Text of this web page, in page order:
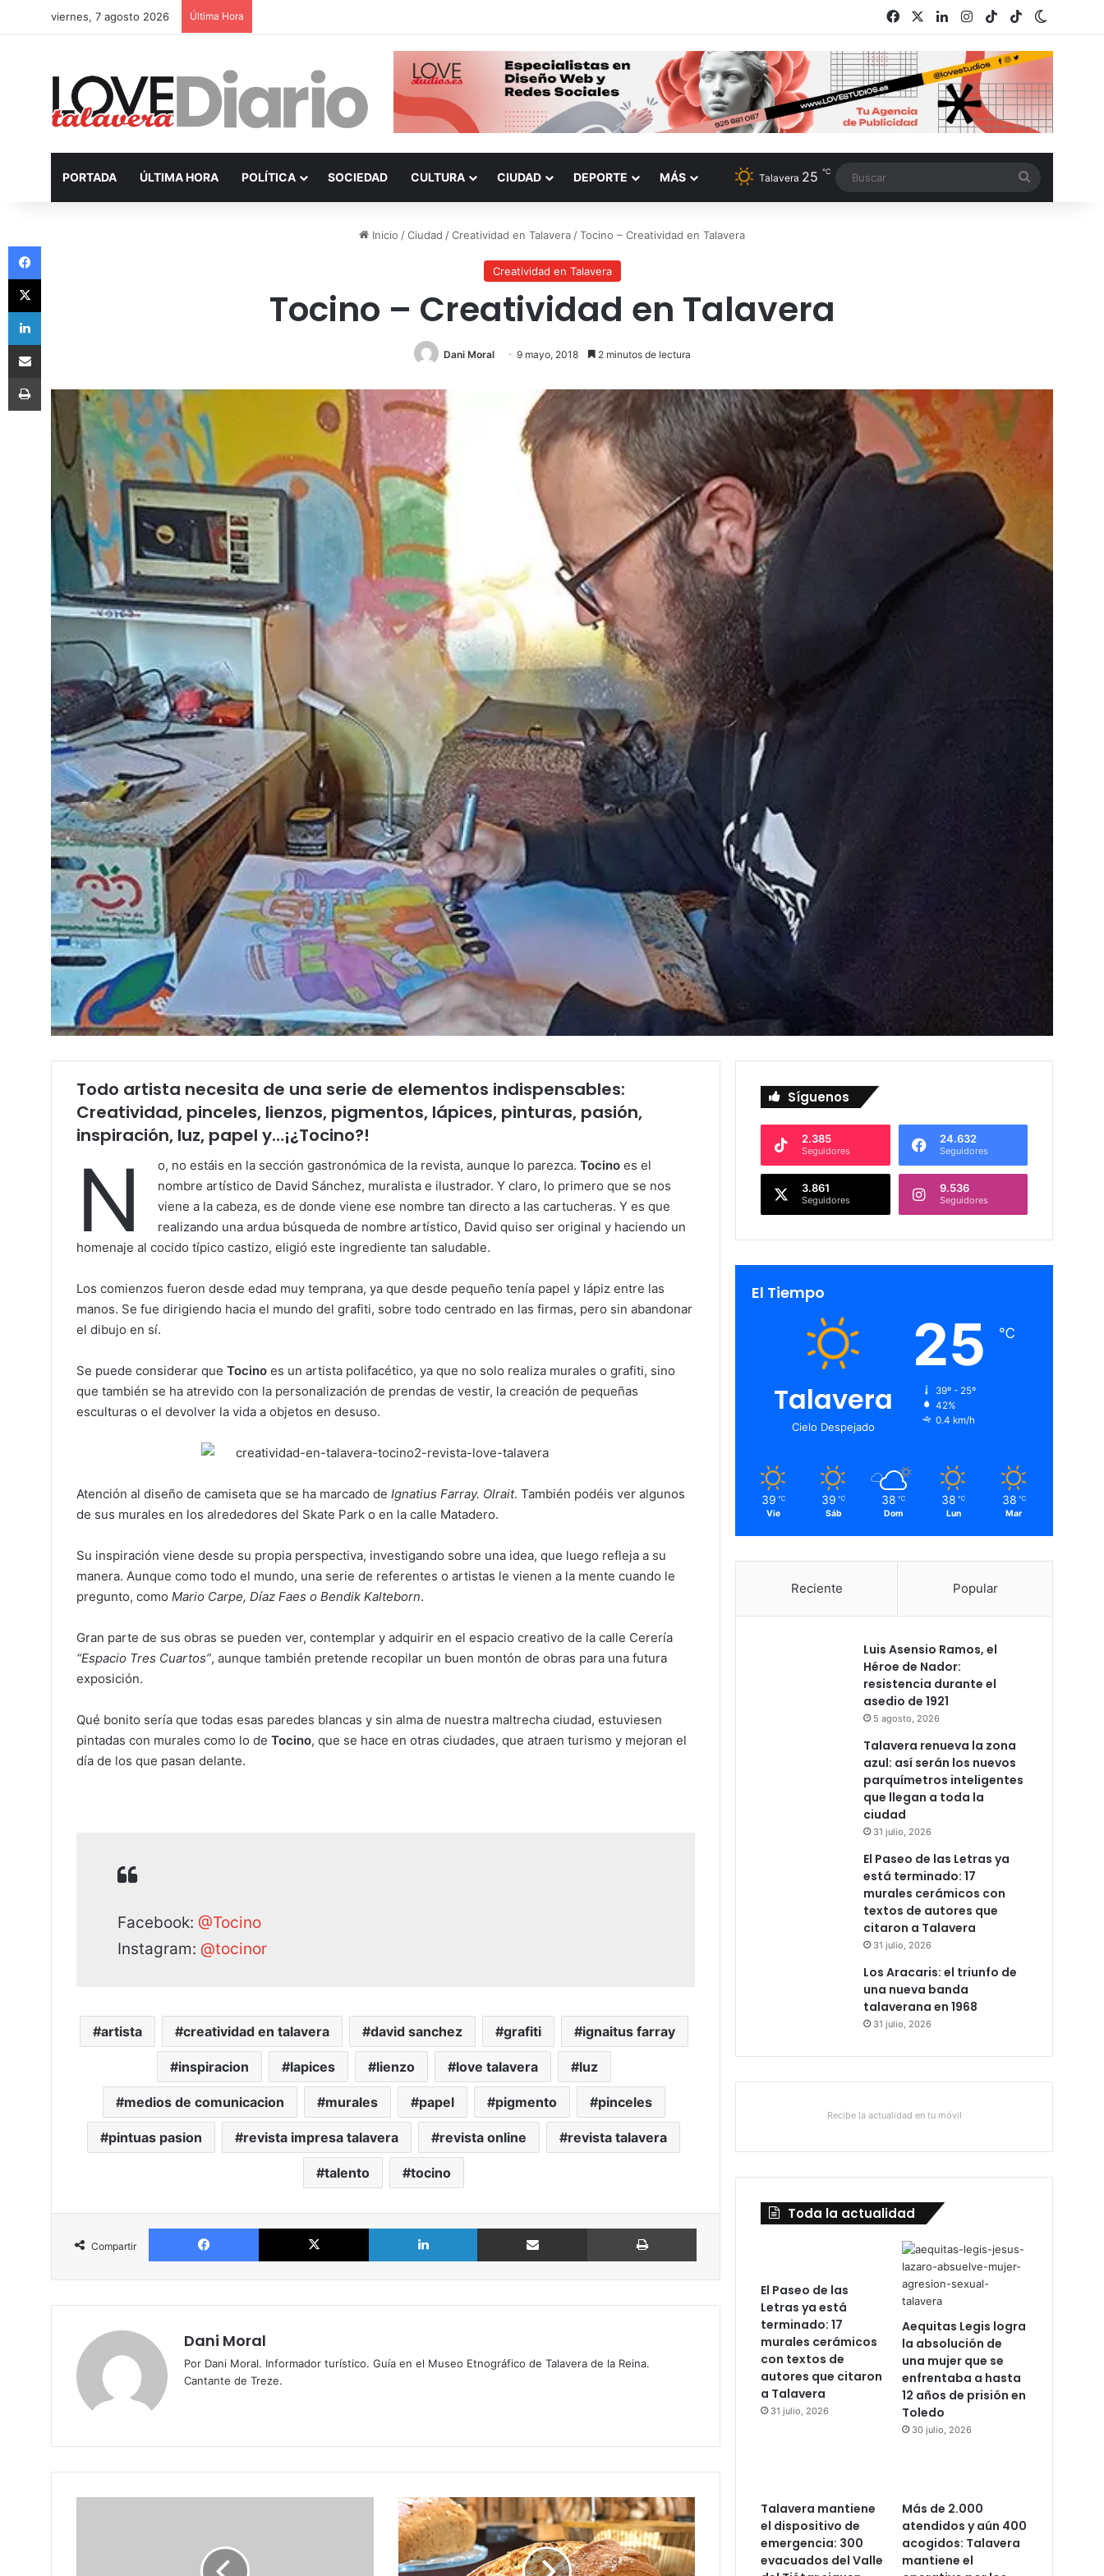
viernes, 7 agosto 2026 Última Hora Facebook LinkedInInstagram
TikTokRSS
PORTADA ÚLTIMA HORA POLÍTICA SOCIEDAD CULTURA CIUDAD DEPORTE MÁS Talavera 25 ℃
Inicio /Ciudad /Creatividad en Talavera /Tocino – Creatividad en Talavera
Creatividad en Talavera
Tocino – Creatividad en Talavera
Dani Moral 9 mayo, 2018 2 minutos de lectura
Todo artista necesita de una serie de elementos indispensables:
Creatividad, pinceles, lienzos, pigmentos, lápices, pinturas, pasión,
inspiración, luz, papel y…¡¿Tocino?!
N o, no estáis en la sección gastronómica de la revista, aunque lo parezca. Tocino es el
nombre artístico de David Sánchez, muralista e ilustrador. Y claro, lo primero que se nos
viene a la cabeza, es de donde viene ese nombre tan directo a las cartucheras. Y es que
realizando una ardua búsqueda de nombre artístico, David quiso ser original y haciendo un
homenaje al cocido típico castizo, eligió este ingrediente tan saludable.
Los comienzos fueron desde edad muy temprana, ya que desde pequeño tenía papel y lápiz entre las
manos. Se fue dirigiendo hacia el mundo del grafiti, sobre todo centrado en las firmas, pero sin abandonar
el dibujo en sí.
Se puede considerar que Tocino es un artista polifacético, ya que no solo realiza murales o grafiti, sino
que también se ha atrevido con la personalización de prendas de vestir, la creación de pequeñas
esculturas o el devolver la vida a objetos en desuso.
Atención al diseño de camiseta que se ha marcado de Ignatius Farray. Olrait. También podéis ver algunos
de sus murales en los alrededores del Skate Park o en la calle Matadero.
Su inspiración viene desde su propia perspectiva, investigando sobre una idea, que luego refleja a su
manera. Aunque como todo el mundo, una serie de referentes o artistas le vienen a la mente cuando le
pregunto, como Mario Carpe, Díaz Faes o Bendik Kalteborn.
Gran parte de sus obras se pueden ver, contemplar y adquirir en el espacio creativo de la calle Cerería
“Espacio Tres Cuartos”, aunque también pretende recopilar un buen montón de obras para una futura
exposición.
Qué bonito sería que todas esas paredes blancas y sin alma de nuestra maltrecha ciudad, estuviesen
pintadas con murales como lo de Tocino, que se hace en otras ciudades, que atraen turismo y mejoran el
día de los que pasan delante.
Facebook: @Tocino
Instagram: @tocinor
artista creatividad en talavera david sanchez grafiti ignaitus farray
inspiracion lapices lienzo love talavera luz
medios de comunicacion murales papel pigmento pinceles
pintuas pasion revista impresa talavera revista online revista talavera
talento tocino
Compartir
Facebook X LinkedIn Compartir por Email
Dani Moral
Por Dani Moral. Informador turístico. Guía en el Museo Etnográfico de Talavera de la Reina.
Cantante de Treze.
E
n
t
r
Síguenos
2.385
Seguidores
24.632
Seguidores
3.861
Seguidores
9.536
Seguidores
El Tiempo
Talavera
Cielo Despejado
25 ℃
39º - 25º
42%
0.4 km/h
39 ℃
Vie
39 ℃
Sáb
38 ℃
Dom
38 ℃
Lun
38 ℃
Mar
Reciente Popular
Luis Asensio Ramos, el
Héroe de Nador:
resistencia durante el
asedio de 1921
5 agosto, 2026
Talavera renueva la zona
azul: así serán los nuevos
parquímetros inteligentes
que llegan a toda la
ciudad
31 julio, 2026
El Paseo de las Letras ya
está terminado: 17
murales cerámicos con
textos de autores que
citaron a Talavera
31 julio, 2026
Los Aracaris: el triunfo de
una nueva banda
talaverana en 1968
31 julio, 2026
Recibe la actualidad en tu móvil
Toda la actualidad
El Paseo de las
Letras ya está
terminado: 17
murales cerámicos
con textos de
autores que citaron
a Talavera
31 julio, 2026
Aequitas Legis logra
la absolución de
una mujer que se
enfrentaba a hasta
12 años de prisión en
Toledo
30 julio, 2026
Talavera mantiene
el dispositivo de
emergencia: 300
evacuados del Valle
Más de 2.000
atendidos y aún 400
acogidos: Talavera
mantiene el